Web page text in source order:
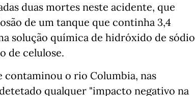
duas mortes neste acidente, que
de um tanque que continha 3,4
solução química de hidróxido de sódio
de celulose.
o rio Columbia, nas
qualquer "impacto negativo na